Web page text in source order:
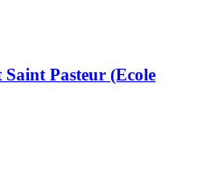
Pasteur (Ecole